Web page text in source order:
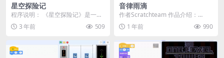
星空探险记
程序说明： 《星空探险记》是一个
基于Scratch平台开发的太空主题游
戏。该游戏...
3 年前 509
音律雨滴
作者Scratchteam 作品介绍：
🎵 用雨滴谱写你的音乐宇宙！ 🎵
《音律...
1 年前 990